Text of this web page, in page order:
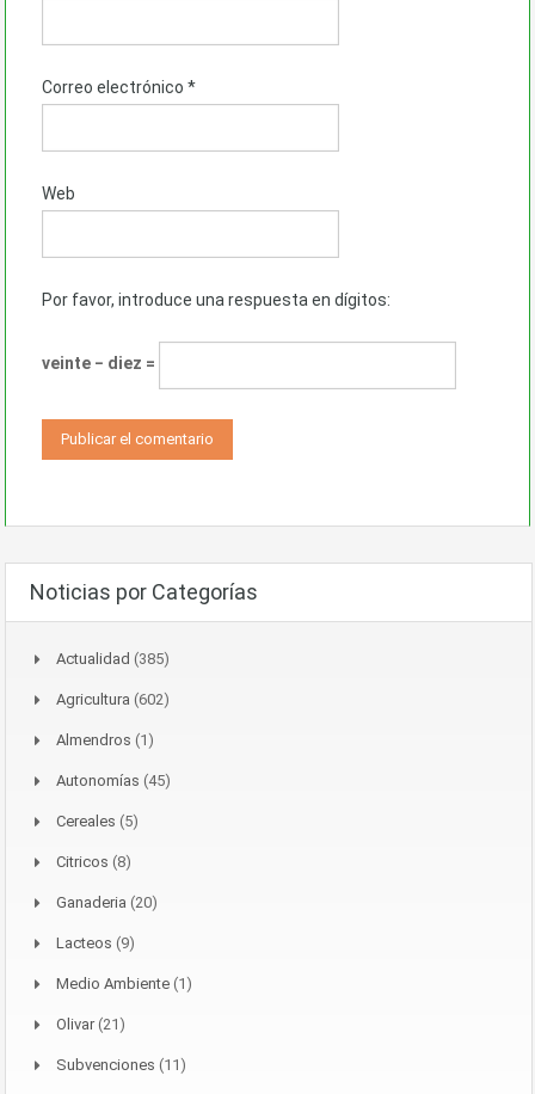
Correo electrónico *
Web
Por favor, introduce una respuesta en dígitos:
veinte − diez =
Noticias por Categorías
Actualidad (385)
Agricultura (602)
Almendros (1)
Autonomías (45)
Cereales (5)
Citricos (8)
Ganaderia (20)
Lacteos (9)
Medio Ambiente (1)
Olivar(21)
Subvenciones (11)